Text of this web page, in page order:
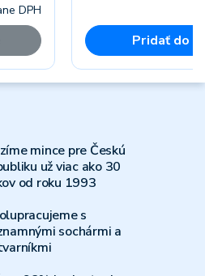
DPH
Pridať do
mince pre Českú
už viac ako 30
od roku 1993
s
sochármi a